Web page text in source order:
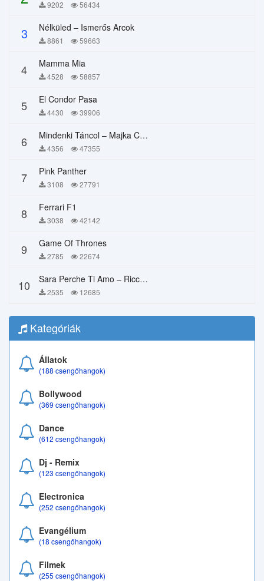
9202 56434
3 Nélküled – Ismerős Arcok
8861 59663
4 Mamma Mia
4528 58857
5 El Condor Pasa
4430 39906
6 Mindenki Táncol – Majka Curtis, Péter Majoros
4356 47355
7 Pink Panther
3108 27791
8 Ferrari F1
3038 42142
9 Game Of Thrones
2785 22674
10 Sara Perche Ti Amo – Ricchi E Poveri
2535 12685
Kategóriák
Állatok
(188 csengőhangok)
Bollywood
(369 csengőhangok)
Dance
(612 csengőhangok)
Dj - Remix
(123 csengőhangok)
Electronica
(252 csengőhangok)
Evangélium
(18 csengőhangok)
Filmek
(255 csengőhangok)